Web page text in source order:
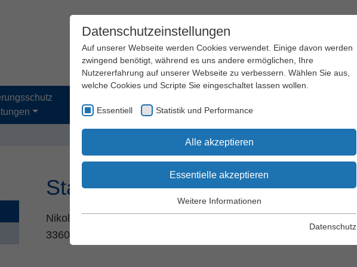
und Gesundheitsschutz
und Seminare
Standort Bielefeld
Nikolaus-Dürkopp-Str. 8a
33602 Bielefeld
Datenschutzeinstellungen
Auf unserer Webseite werden Cookies verwendet. Einige davon werden
zwingend benötigt, während es uns andere ermöglichen, Ihre
Nutzererfahrung auf unserer Webseite zu verbessern. Wählen Sie aus,
welche Cookies und Scripte Sie eingeschaltet lassen wollen.
Essentiell Statistik und Performance
Alle akzeptieren
Essentielle akzeptieren
Essentielle Cookies werden für grundlegende Funktionen der
einwandfrei funktioniert.
Weitere Informationen
Datenschutz